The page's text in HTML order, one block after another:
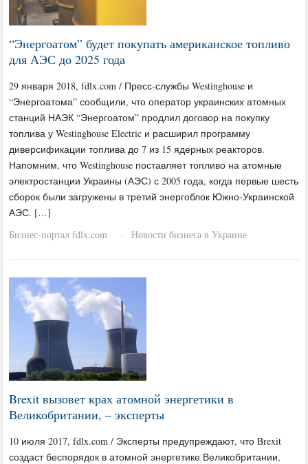
“Энергоатом” будет покупать американское топливо
для АЭС до 2025 года
29 января 2018, fdlx.com / Пресс-службы Westinghouse и
“Энергоатома” сообщили, что оператор украинских атомных
станций НАЭК “Энергоатом” продлил договор на покупку
топлива у Westinghouse Electric и расширил программу
диверсификации топлива до 7 из 15 ядерных реакторов.
Напомним, что Westinghouse поставляет топливо на атомные
электростанции Украины (АЭС) с 2005 года, когда первые шесть
сборок были загружены в третий энергоблок Южно-Украинской
АЭС. […]
Бизнес-портал fdlx.com
· Новости бизнеса в Украине
Brexit вызовет крах атомной энергетики в
Великобритании, – эксперты
10 июля 2017, fdlx.com / Эксперты предупреждают, что Brexit
создаст беспорядок в атомной энергетике Великобритании,